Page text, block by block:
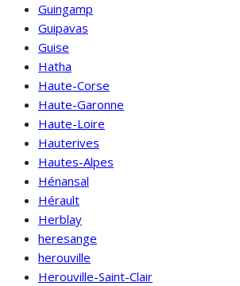
Guingamp
Guipavas
Guise
Hatha
Haute-Corse
Haute-Garonne
Haute-Loire
Hauterives
Hautes-Alpes
Hénansal
Hérault
Herblay
heresange
herouville
Herouville-Saint-Clair